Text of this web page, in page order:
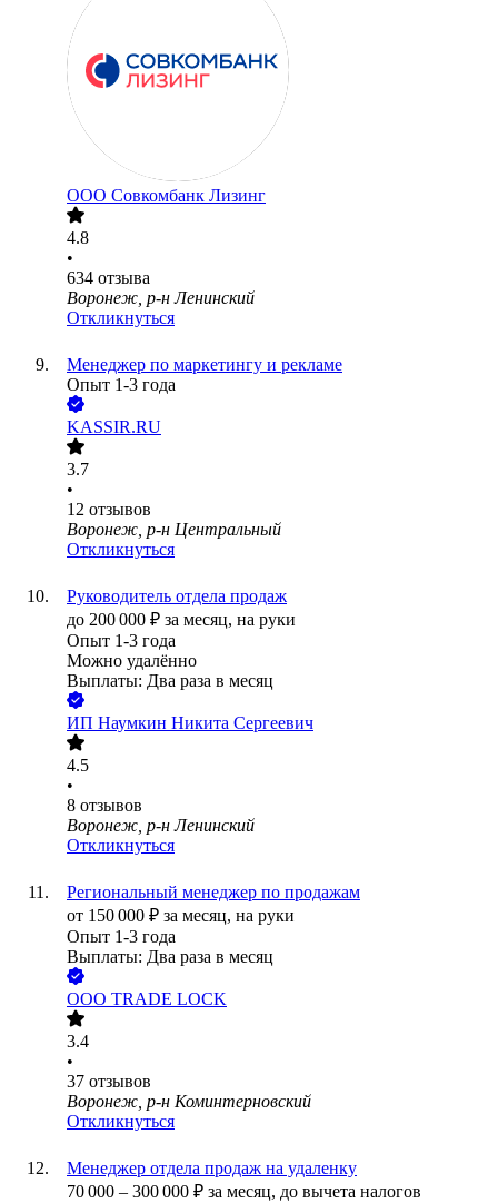
ООО Совкомбанк Лизинг
4.8
•
634 отзыва
Воронеж, р-н Ленинский
Откликнуться
Менеджер по маркетингу и рекламе
Опыт 1-3 года
KASSIR.RU
3.7
•
12 отзывов
Воронеж, р-н Центральный
Откликнуться
Руководитель отдела продаж
до 200 000 ₽ за месяц, на руки
Опыт 1-3 года
Можно удалённо
Выплаты: Два раза в месяц
ИП Наумкин Никита Сергеевич
4.5
•
8 отзывов
Воронеж, р-н Ленинский
Откликнуться
Региональный менеджер по продажам
от 150 000 ₽ за месяц, на руки
Опыт 1-3 года
Выплаты: Два раза в месяц
ООО TRADE LOCK
3.4
•
37 отзывов
Воронеж, р-н Коминтерновский
Откликнуться
Менеджер отдела продаж на удаленку
70 000 – 300 000 ₽ за месяц, до вычета налогов